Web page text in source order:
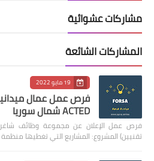
مشاركات عشوائية
المشاركات الشائعة
19 مايو 2022
فرص عمل عمال
ACTED شمال سوريا
فرص عمل الإعلان عن مجموعة وظائف
تقنيين) المشروع: المشاريع التي تغطيها